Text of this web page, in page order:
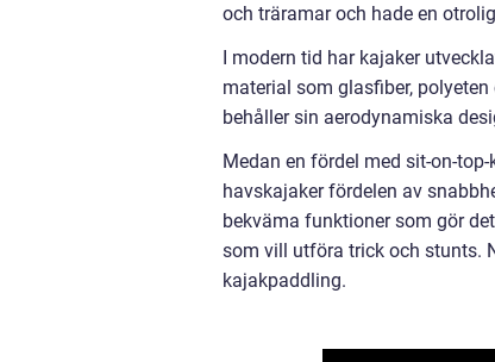
och träramar och hade en
I modern tid har kajaker
material som glasfiber,
behåller sin aerodynamiska
Medan en fördel med sit-on-
havskajaker fördelen av
bekväma funktioner som gör
som vill utföra trick och stunts.
kajakpaddling.